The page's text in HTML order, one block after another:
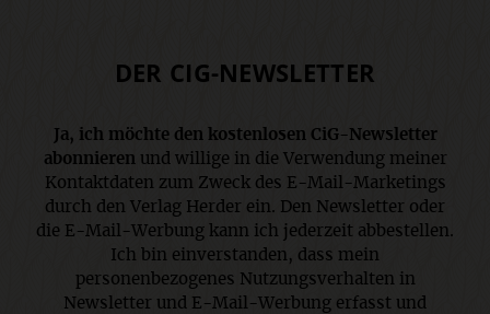
DER CIG-NEWSLETTER
Ja, ich möchte den kostenlosen CiG-Newsletter
abonnierenund willige in die Verwendung meiner
Kontaktdaten zum Zweck des E-Mail-Marketings
durch den Verlag Herder ein. Den Newsletter oder
die E-Mail-Werbung kann ich jederzeit abbestellen.
Ich bin einverstanden, dass mein
personenbezogenes Nutzungsverhalten in
Newsletter und E-Mail-Werbung erfasst und